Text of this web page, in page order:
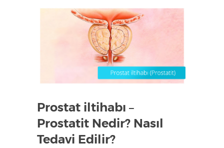
Prostat iltihabı –
Prostatit Nedir? Nasıl
Tedavi Edilir?